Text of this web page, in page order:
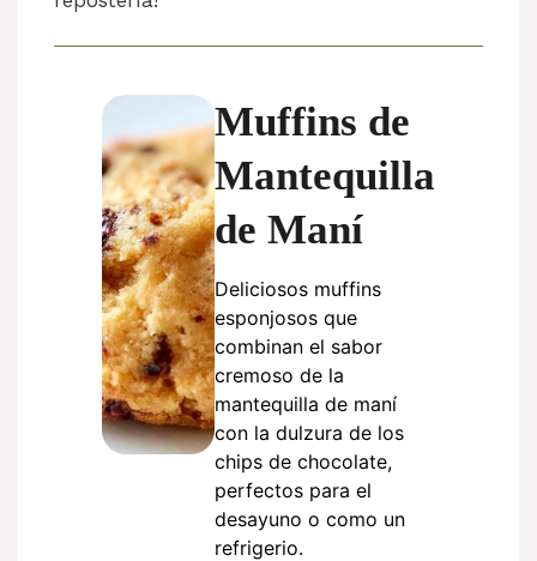
Muffins de
Mantequilla
de Maní
Deliciosos muffins
esponjosos que
combinan el sabor
cremoso de la
mantequilla de maní
con la dulzura de los
chips de chocolate,
perfectos para el
desayuno o como un
refrigerio.